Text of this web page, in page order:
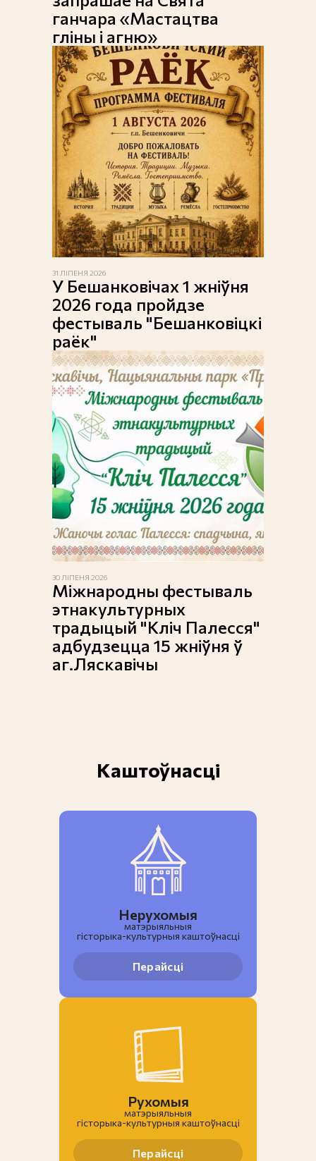
ганчара «Мастацтва
гліны і агню»
31 ЛІПЕНЯ 2026
У Бешанковічах 1 жніўня
2026 года пройдзе
фестываль "Бешанковіцкі
раёк"
30 ЛІПЕНЯ 2026
Міжнародны фестываль
этнакультурных
традыцый "Кліч Палесся"
адбудзецца 15 жніўня ў
аг.Ляскавічы
Каштоўнасці
Нерухомыя
матэрыяльныя
гiсторыка-культурныя каштоўнасці
Перайсці
Рухомыя
матэрыяльныя
гiсторыка-культурныя каштоўнасці
Перайсці